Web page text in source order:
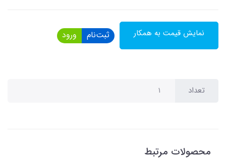
نمایش قیمت به همکار ثبت‌نام ورود
تعداد
محصولات مرتبط